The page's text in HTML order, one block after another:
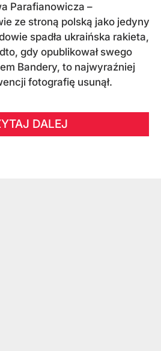
Parafianowicza –
ze stroną polską jako jedyny
spadła ukraińska rakieta,
gdy opublikował swego
Bandery, to najwyraźniej
fotografię usunął.
DALEJ